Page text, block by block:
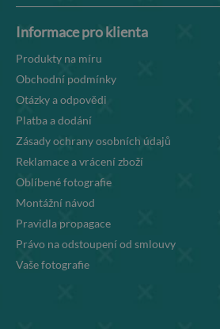
Informace pro klienta
Produkty na míru
Obchodní podmínky
Otázky a odpovědi
Platba a dodání
Zásady ochrany osobních údajů
Reklamace a vrácení zboží
Oblíbené fotografie
Montážní návod
Pravidla propagace
Právo na odstoupení od smlouvy
Vaše fotografie